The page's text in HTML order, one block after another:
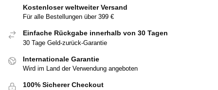
Kostenloser weltweiter Versand
Für alle Bestellungen über 399 €
Einfache Rückgabe innerhalb von 30 Tagen
30 Tage Geld-zurück-Garantie
Internationale Garantie
Wird im Land der Verwendung angeboten
100% Sicherer Checkout